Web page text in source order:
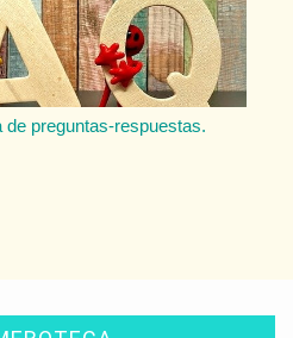
preguntas-respuestas.